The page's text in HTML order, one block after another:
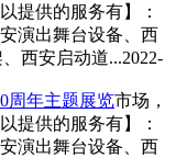
提供的服务有】：
安演出舞台设备、西
西安启动道...2022-
周年主题展览市场，
提供的服务有】：
安演出舞台设备、西